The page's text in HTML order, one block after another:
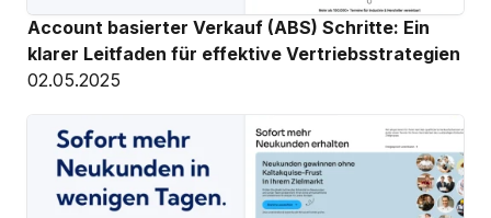
Account basierter Verkauf (ABS) Schritte: Ein
klarer Leitfaden für effektive Vertriebsstrategien
02.05.2025